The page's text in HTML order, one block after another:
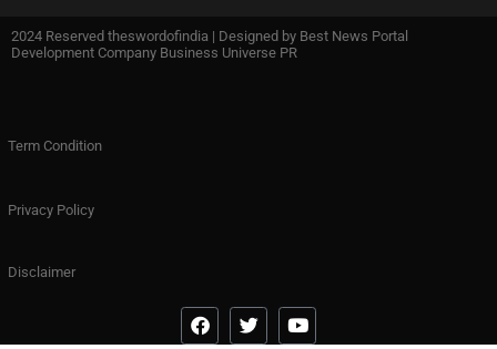
2024 Reserved theswordofindia | Designed by Best News Portal
Development Company Business Universe PR
Term Condition
Privacy Policy
Disclaimer